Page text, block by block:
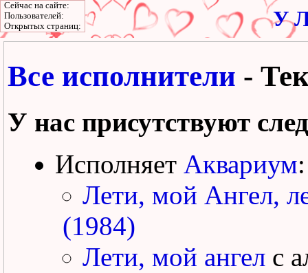
У
Все исполнители -
У нас присутствуют
Исполняет Аквариум:
Лети, мой Ангел,
(1984)
Лети, мой ангел с
Сейчас на сайте:
Пользователей:
Открытых страниц: